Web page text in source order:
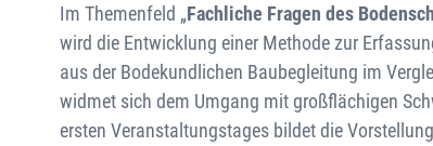
Im Themenfeld „Fachliche Fragen des
wird die Entwicklung einer Methode zur
aus der Bodekundlichen Baubegleitung im
widmet sich dem Umgang mit großflächigen
ersten Veranstaltungstages bildet die